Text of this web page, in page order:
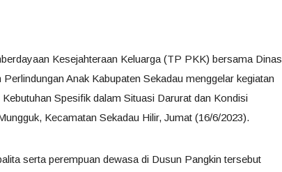
Kesejahteraan Keluarga (TP PKK) bersama Dinas
Anak Kabupaten Sekadau menggelar kegiatan
Spesifik dalam Situasi Darurat dan Kondisi
Kecamatan Sekadau Hilir, Jumat (16/6/2023).
serta perempuan dewasa di Dusun Pangkin tersebut